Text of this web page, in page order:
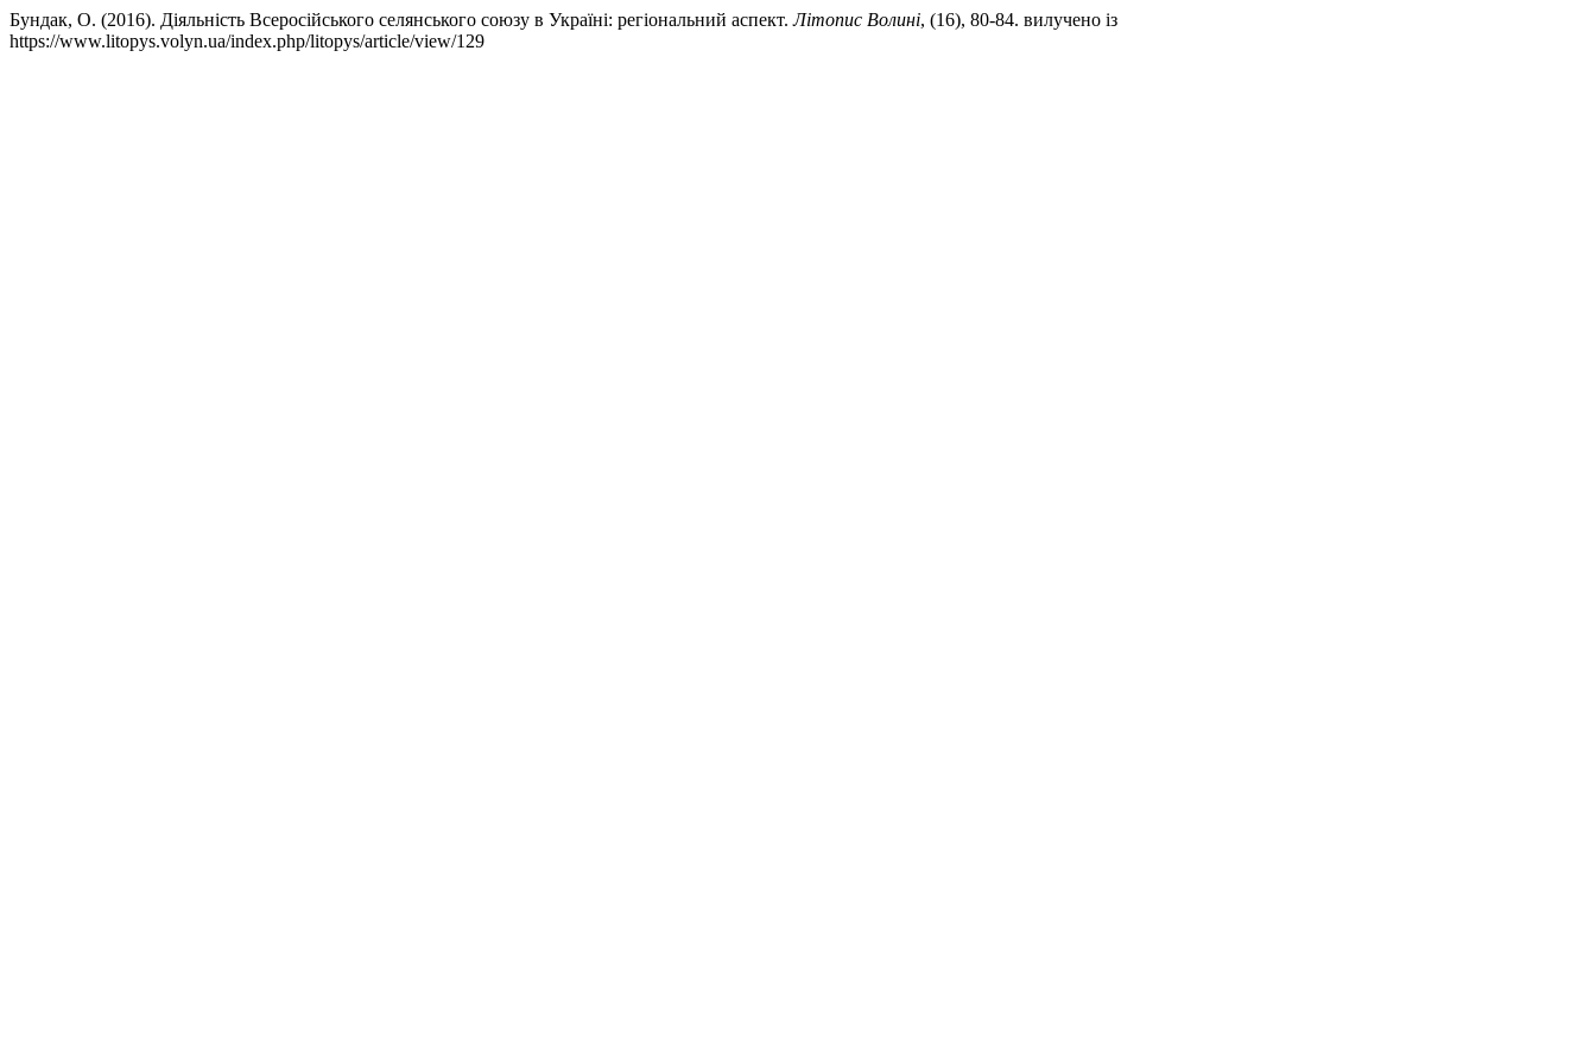
Бундак, О. (2016). Діяльність Всеросійського селянського союзу в Україні: регіональний аспект.Літопис Волині, (16), 80-84. вилучено із
https://www.litopys.volyn.ua/index.php/litopys/article/view/129